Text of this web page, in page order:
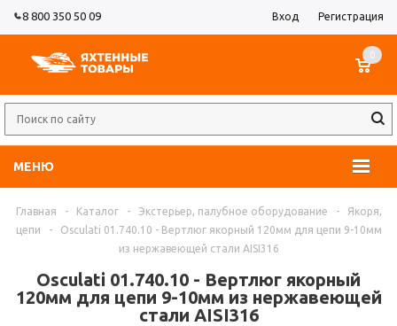
8 800 350 50 09 Вход Регистрация
МЕНЮ
0
Главная - Каталог - Экстерьер, палубное оборудование -
Якоря,
цепи
-
Osculati 01.740.10 - Вертлюг якорный 120мм для цепи 9-10мм
из нержавеющей стали AISI316
Osculati 01.740.10 - Вертлюг якорный
120мм для цепи 9-10мм из нержавеющей
стали AISI316